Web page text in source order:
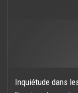
Inquiétude dans